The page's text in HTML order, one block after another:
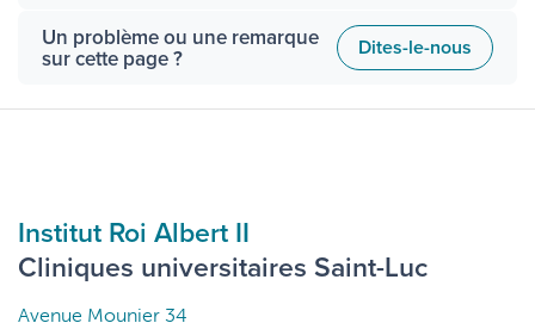
Un problème ou une remarque
sur cette page ? Dites-le-nous
Institut Roi Albert II
Cliniques universitaires Saint-Luc
Avenue Mounier 34